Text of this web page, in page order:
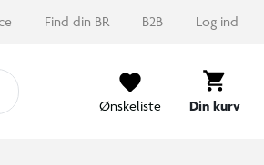
Find din BR B2B Log ind
Ønskeliste
Din kurv